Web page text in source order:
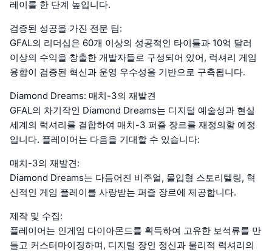
레이를 한 단계 높입니다.
검증된 성공을 가진 전문 팀:
GFAL의 리더십은 60개 이상의 성공적인 타이틀과 10억 달러
이상의 수익을 창출한 개발자들로 구성되어 있어, 럭셔리 게임
융합이 검증된 혁신과 운영 우수성을 기반으로 구축됩니다.
Diamond Dreams: 매치-3의 재발견
GFAL의 차기작인 Diamond Dreams는 디지털 예술성과 현실
세계의 럭셔리를 결합하여 매치-3 퍼즐 장르를 재정의할 예정
입니다. 플레이어는 다음을 기대할 수 있습니다:
매치-3의 재발견:
Diamond Dreams는 다듬어진 비주얼, 몰입형 스토리텔링, 혁
신적인 게임 플레이를 사랑받는 퍼즐 장르에 제공합니다.
제작 및 수집:
플레이어는 인게임 다이아몬드를 획득하여 고유한 보석류를 만
들고 커스터마이징하며, 디지털 장인 정신과 물리적 럭셔리의